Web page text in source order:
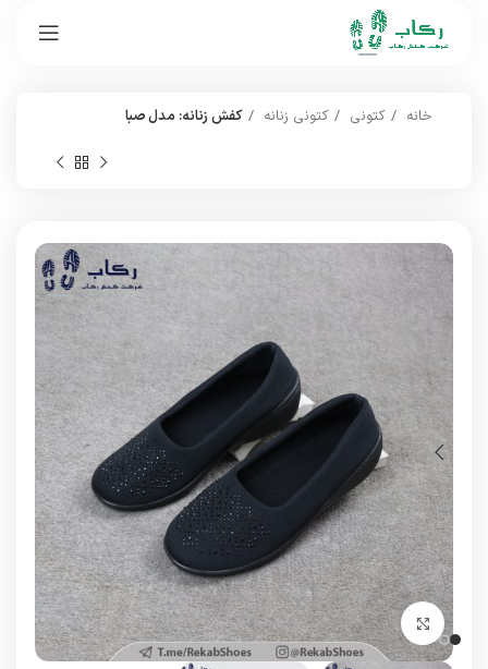
خانه کتونی کتونی زنانه کفش زنانه: مدل صبا
برای بزرگنمایی کلیک کنید